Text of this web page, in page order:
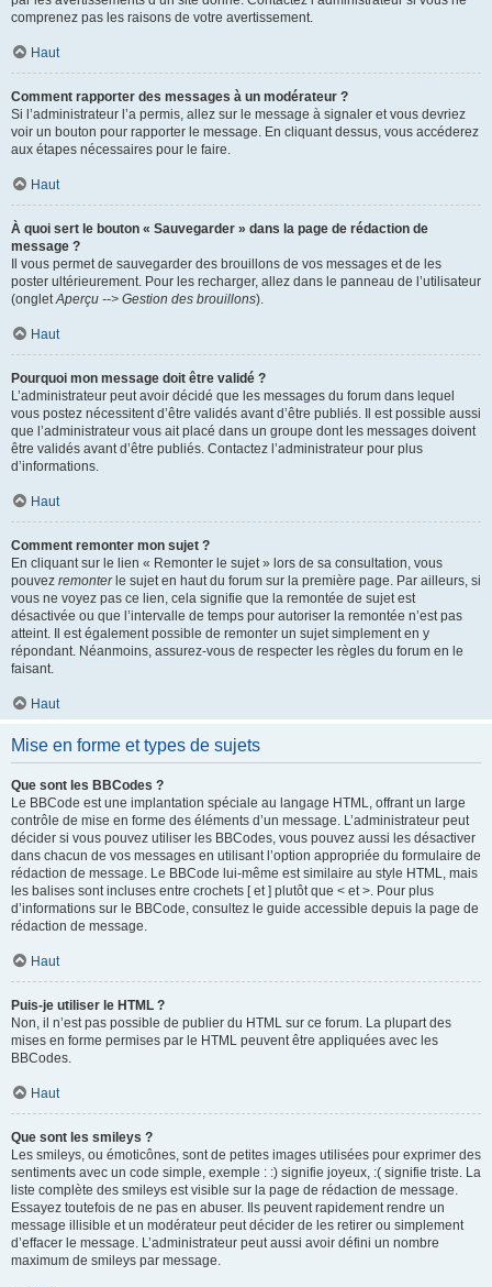
comprenez pas les raisons de votre avertissement.
Haut
Comment rapporter des messages à un modérateur ?
Si l’administrateur l’a permis, allez sur le message à signaler et vous devriez
voir un bouton pour rapporter le message. En cliquant dessus, vous accéderez
aux étapes nécessaires pour le faire.
Haut
À quoi sert le bouton « Sauvegarder » dans la page de rédaction de
message ?
Il vous permet de sauvegarder des brouillons de vos messages et de les
poster ultérieurement. Pour les recharger, allez dans le panneau de l’utilisateur
(ongletAperçu --> Gestion des brouillons).
Haut
Pourquoi mon message doit être validé ?
L’administrateur peut avoir décidé que les messages du forum dans lequel
vous postez nécessitent d’être validés avant d’être publiés. Il est possible aussi
que l’administrateur vous ait placé dans un groupe dont les messages doivent
être validés avant d’être publiés. Contactez l’administrateur pour plus
d’informations.
Haut
Comment remonter mon sujet ?
En cliquant sur le lien « Remonter le sujet » lors de sa consultation, vous
pouvez remonterle sujet en haut du forum sur la première page. Par ailleurs, si
vous ne voyez pas ce lien, cela signifie que la remontée de sujet est
désactivée ou que l’intervalle de temps pour autoriser la remontée n’est pas
atteint. Il est également possible de remonter un sujet simplement en y
répondant. Néanmoins, assurez-vous de respecter les règles du forum en le
faisant.
Haut
Mise en forme et types de sujets
Que sont les BBCodes ?
Le BBCode est une implantation spéciale au langage HTML, offrant un large
contrôle de mise en forme des éléments d’un message. L’administrateur peut
décider si vous pouvez utiliser les BBCodes, vous pouvez aussi les désactiver
dans chacun de vos messages en utilisant l’option appropriée du formulaire de
rédaction de message. Le BBCode lui-même est similaire au style HTML, mais
les balises sont incluses entre crochets [ et ] plutôt que < et >. Pour plus
d’informations sur le BBCode, consultez le guide accessible depuis la page de
rédaction de message.
Haut
Puis-je utiliser le HTML ?
Non, il n’est pas possible de publier du HTML sur ce forum. La plupart des
mises en forme permises par le HTML peuvent être appliquées avec les
BBCodes.
Haut
Que sont les smileys ?
Les smileys, ou émoticônes, sont de petites images utilisées pour exprimer des
sentiments avec un code simple, exemple : :) signifie joyeux, :( signifie triste. La
liste complète des smileys est visible sur la page de rédaction de message.
Essayez toutefois de ne pas en abuser. Ils peuvent rapidement rendre un
message illisible et un modérateur peut décider de les retirer ou simplement
d’effacer le message. L’administrateur peut aussi avoir défini un nombre
maximum de smileys par message.